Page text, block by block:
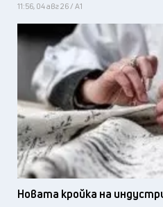
11:56, 04 авг 26 / А1
Новата кройка на